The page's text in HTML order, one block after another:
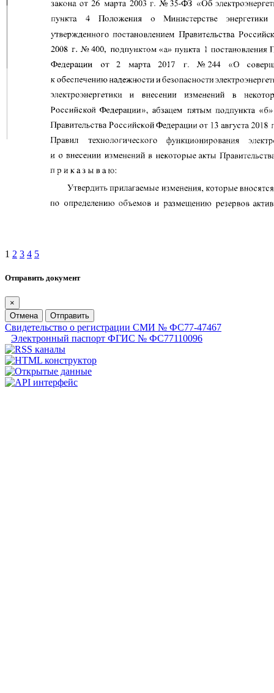
1 2 3 4 5
Отправить документ
×
Отмена
Отправить
Свидетельство о регистрации СМИ № ФС77-47467
Электронный паспорт ФГИС № ФС77110096